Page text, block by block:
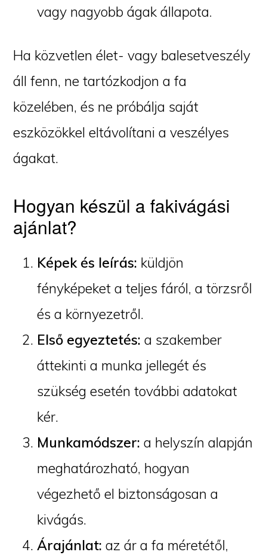
vagy nagyobb ágak állapota.
Ha közvetlen élet- vagy balesetveszély
áll fenn, ne tartózkodjon a fa
közelében, és ne próbálja saját
eszközökkel eltávolítani a veszélyes
ágakat.
Hogyan készül a fakivágási
ajánlat?
Képek és leírás: küldjön
fényképeket a teljes fáról, a törzsről
és a környezetről.
Első egyeztetés: a szakember
áttekinti a munka jellegét és
szükség esetén további adatokat
kér.
Munkamódszer: a helyszín alapján
meghatározható, hogyan
végezhető el biztonságosan a
kivágás.
Árajánlat: az ár a fa méretétől,